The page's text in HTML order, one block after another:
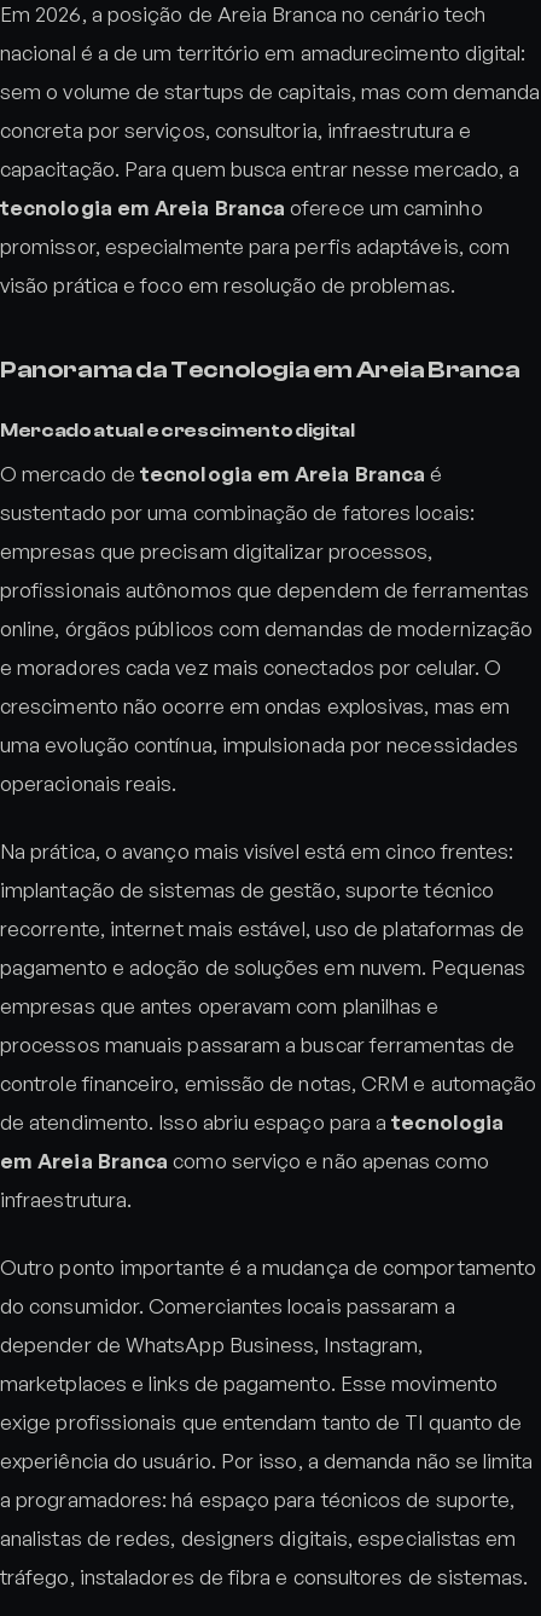
Em 2026, a posição de Areia Branca no cenário tech
nacional é a de um território em amadurecimento digital:
sem o volume de startups de capitais, mas com demanda
concreta por serviços, consultoria, infraestrutura e
capacitação. Para quem busca entrar nesse mercado, a
tecnologia em Areia Branca oferece um caminho
promissor, especialmente para perfis adaptáveis, com
visão prática e foco em resolução de problemas.
Panorama da Tecnologia em Areia Branca
Mercado atual e crescimento digital
O mercado detecnologia em Areia Branca é
sustentado por uma combinação de fatores locais:
empresas que precisam digitalizar processos,
profissionais autônomos que dependem de ferramentas
online, órgãos públicos com demandas de modernização
e moradores cada vez mais conectados por celular. O
crescimento não ocorre em ondas explosivas, mas em
uma evolução contínua, impulsionada por necessidades
operacionais reais.
Na prática, o avanço mais visível está em cinco frentes:
implantação de sistemas de gestão, suporte técnico
recorrente, internet mais estável, uso de plataformas de
pagamento e adoção de soluções em nuvem. Pequenas
empresas que antes operavam com planilhas e
processos manuais passaram a buscar ferramentas de
controle financeiro, emissão de notas, CRM e automação
de atendimento. Isso abriu espaço para atecnologia
em Areia Branca como serviço e não apenas como
infraestrutura.
Outro ponto importante é a mudança de comportamento
do consumidor. Comerciantes locais passaram a
depender de WhatsApp Business, Instagram,
marketplaces e links de pagamento. Esse movimento
exige profissionais que entendam tanto de TI quanto de
experiência do usuário. Por isso, a demanda não se limita
a programadores: há espaço para técnicos de suporte,
analistas de redes, designers digitais, especialistas em
tráfego, instaladores de fibra e consultores de sistemas.